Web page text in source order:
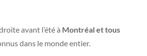
avant l’été à Montréal et tous
dans le monde entier.